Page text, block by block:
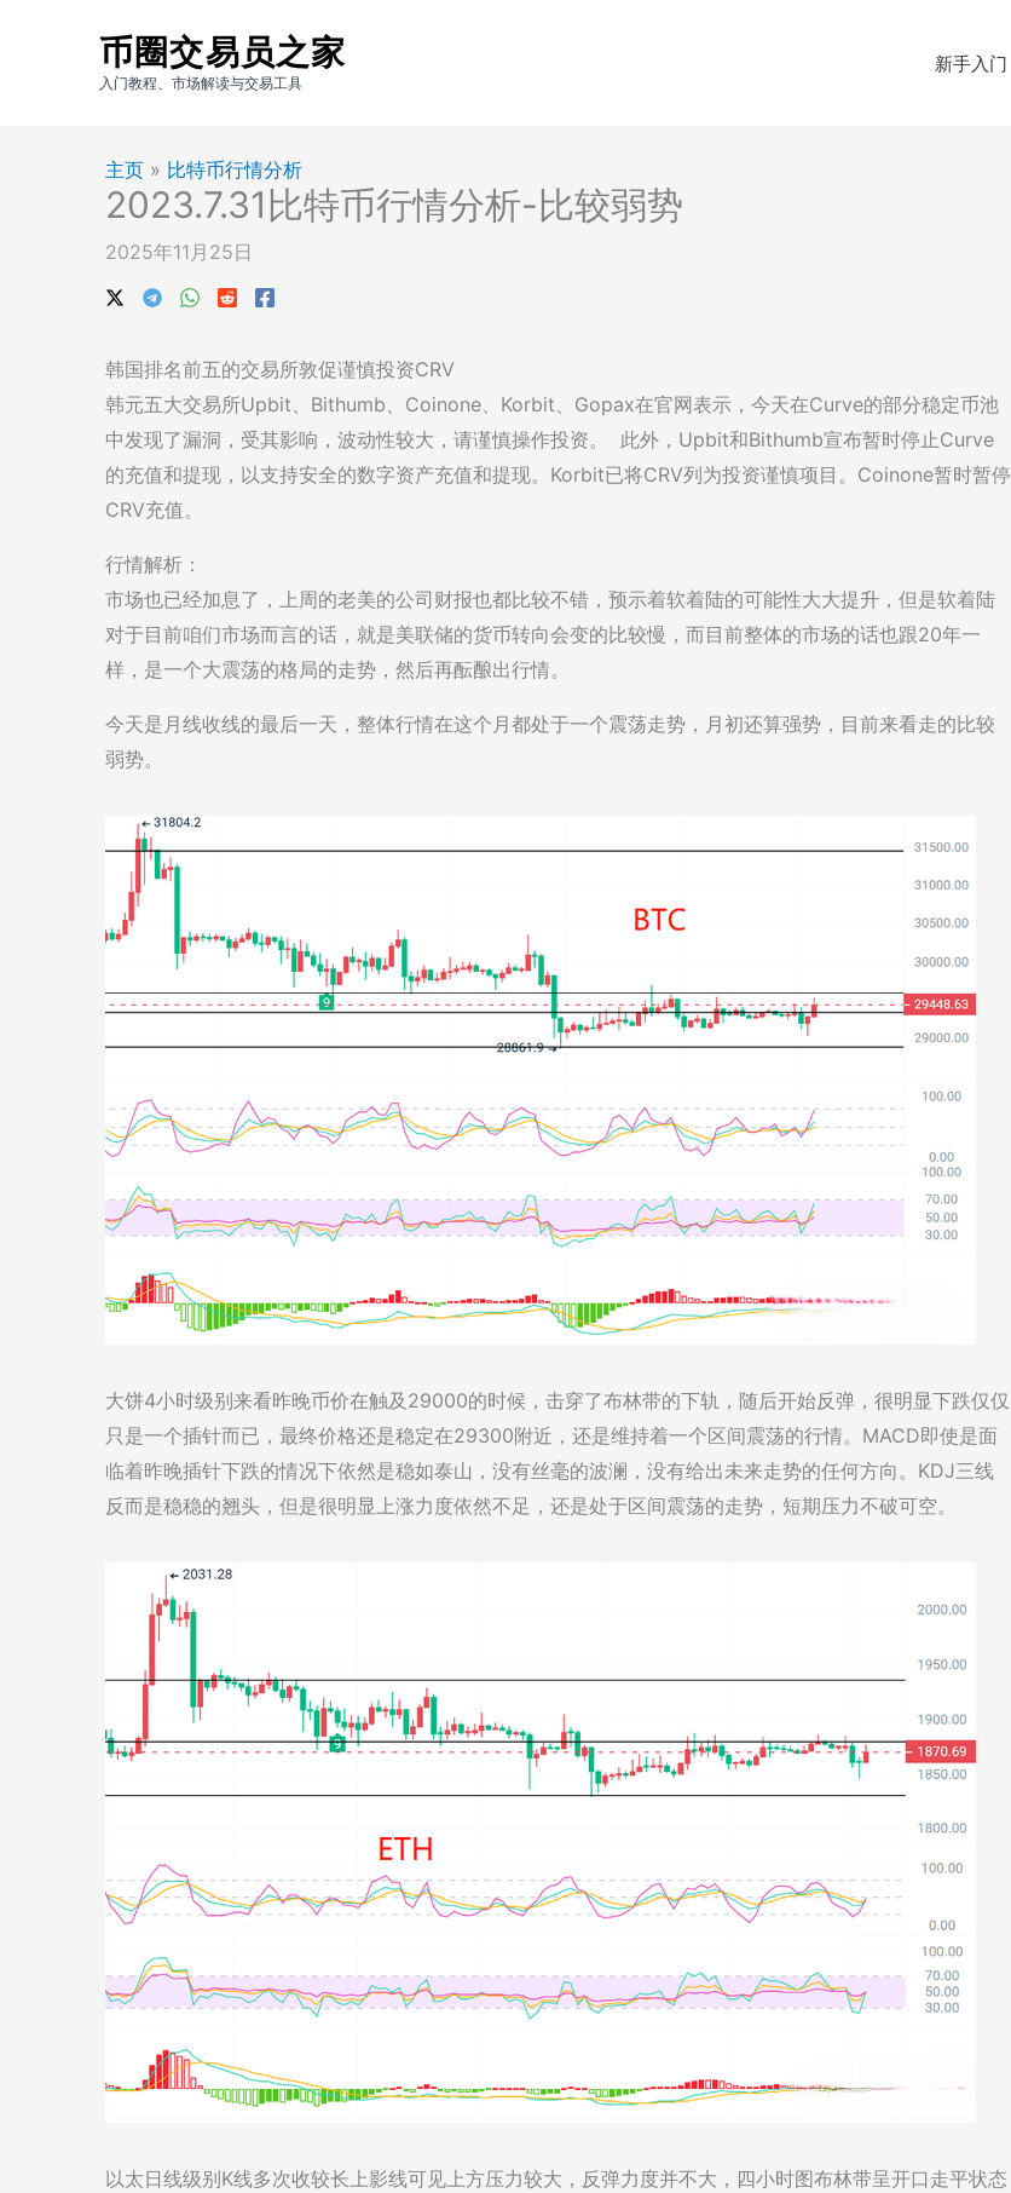
币圈交易员之家
入门教程、市场解读与交易工具
新手入门
主页 » 比特币行情分析
2023.7.31比特币行情分析-比较弱势
2025年11月25日
韩国排名前五的交易所敦促谨慎投资CRV
韩元五大交易所Upbit、Bithumb、Coinone、Korbit、Gopax在官网表示，今天在Curve的部分稳定币池
中发现了漏洞，受其影响，波动性较大，请谨慎操作投资。 此外，Upbit和Bithumb宣布暂时停止Curve
的充值和提现，以支持安全的数字资产充值和提现。Korbit已将CRV列为投资谨慎项目。Coinone暂时暂停
CRV充值。
行情解析：
市场也已经加息了，上周的老美的公司财报也都比较不错，预示着软着陆的可能性大大提升，但是软着陆
对于目前咱们市场而言的话，就是美联储的货币转向会变的比较慢，而目前整体的市场的话也跟20年一
样，是一个大震荡的格局的走势，然后再酝酿出行情。
今天是月线收线的最后一天，整体行情在这个月都处于一个震荡走势，月初还算强势，目前来看走的比较
弱势。
大饼4小时级别来看昨晚币价在触及29000的时候，击穿了布林带的下轨，随后开始反弹，很明显下跌仅仅
只是一个插针而已，最终价格还是稳定在29300附近，还是维持着一个区间震荡的行情。MACD即使是面
临着昨晚插针下跌的情况下依然是稳如泰山，没有丝毫的波澜，没有给出未来走势的任何方向。KDJ三线
反而是稳稳的翘头，但是很明显上涨力度依然不足，还是处于区间震荡的走势，短期压力不破可空。
以太日线级别K线多次收较长上影线可见上方压力较大，反弹力度并不大，四小时图布林带呈开口走平状态